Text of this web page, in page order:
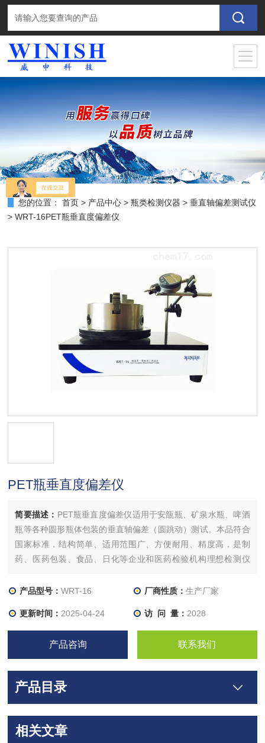
您的位置： 首页 > 产品中心 >瓶类检测仪器 >垂直轴偏差测试仪
> WRT-16PET瓶垂直度偏差仪
PET瓶垂直度偏差仪
简要描述： PET瓶垂直度偏差仪适用于安瓿瓶、矿泉水瓶、啤酒
瓶等各种圆形瓶体包装的垂直轴偏差（圆跳动）测试。本品符合
国家标准，结构简单、适用范围广、方便耐用、精度高，是制
药、医药包装、食品、日化等企业和医药检验机构理想检测仪
产品型号：WRT-16 厂商性质： 生产厂家
更新时间： 2025-04-24 访 问 量： 2028
产品咨询 联系我们
产品目录
相关文章